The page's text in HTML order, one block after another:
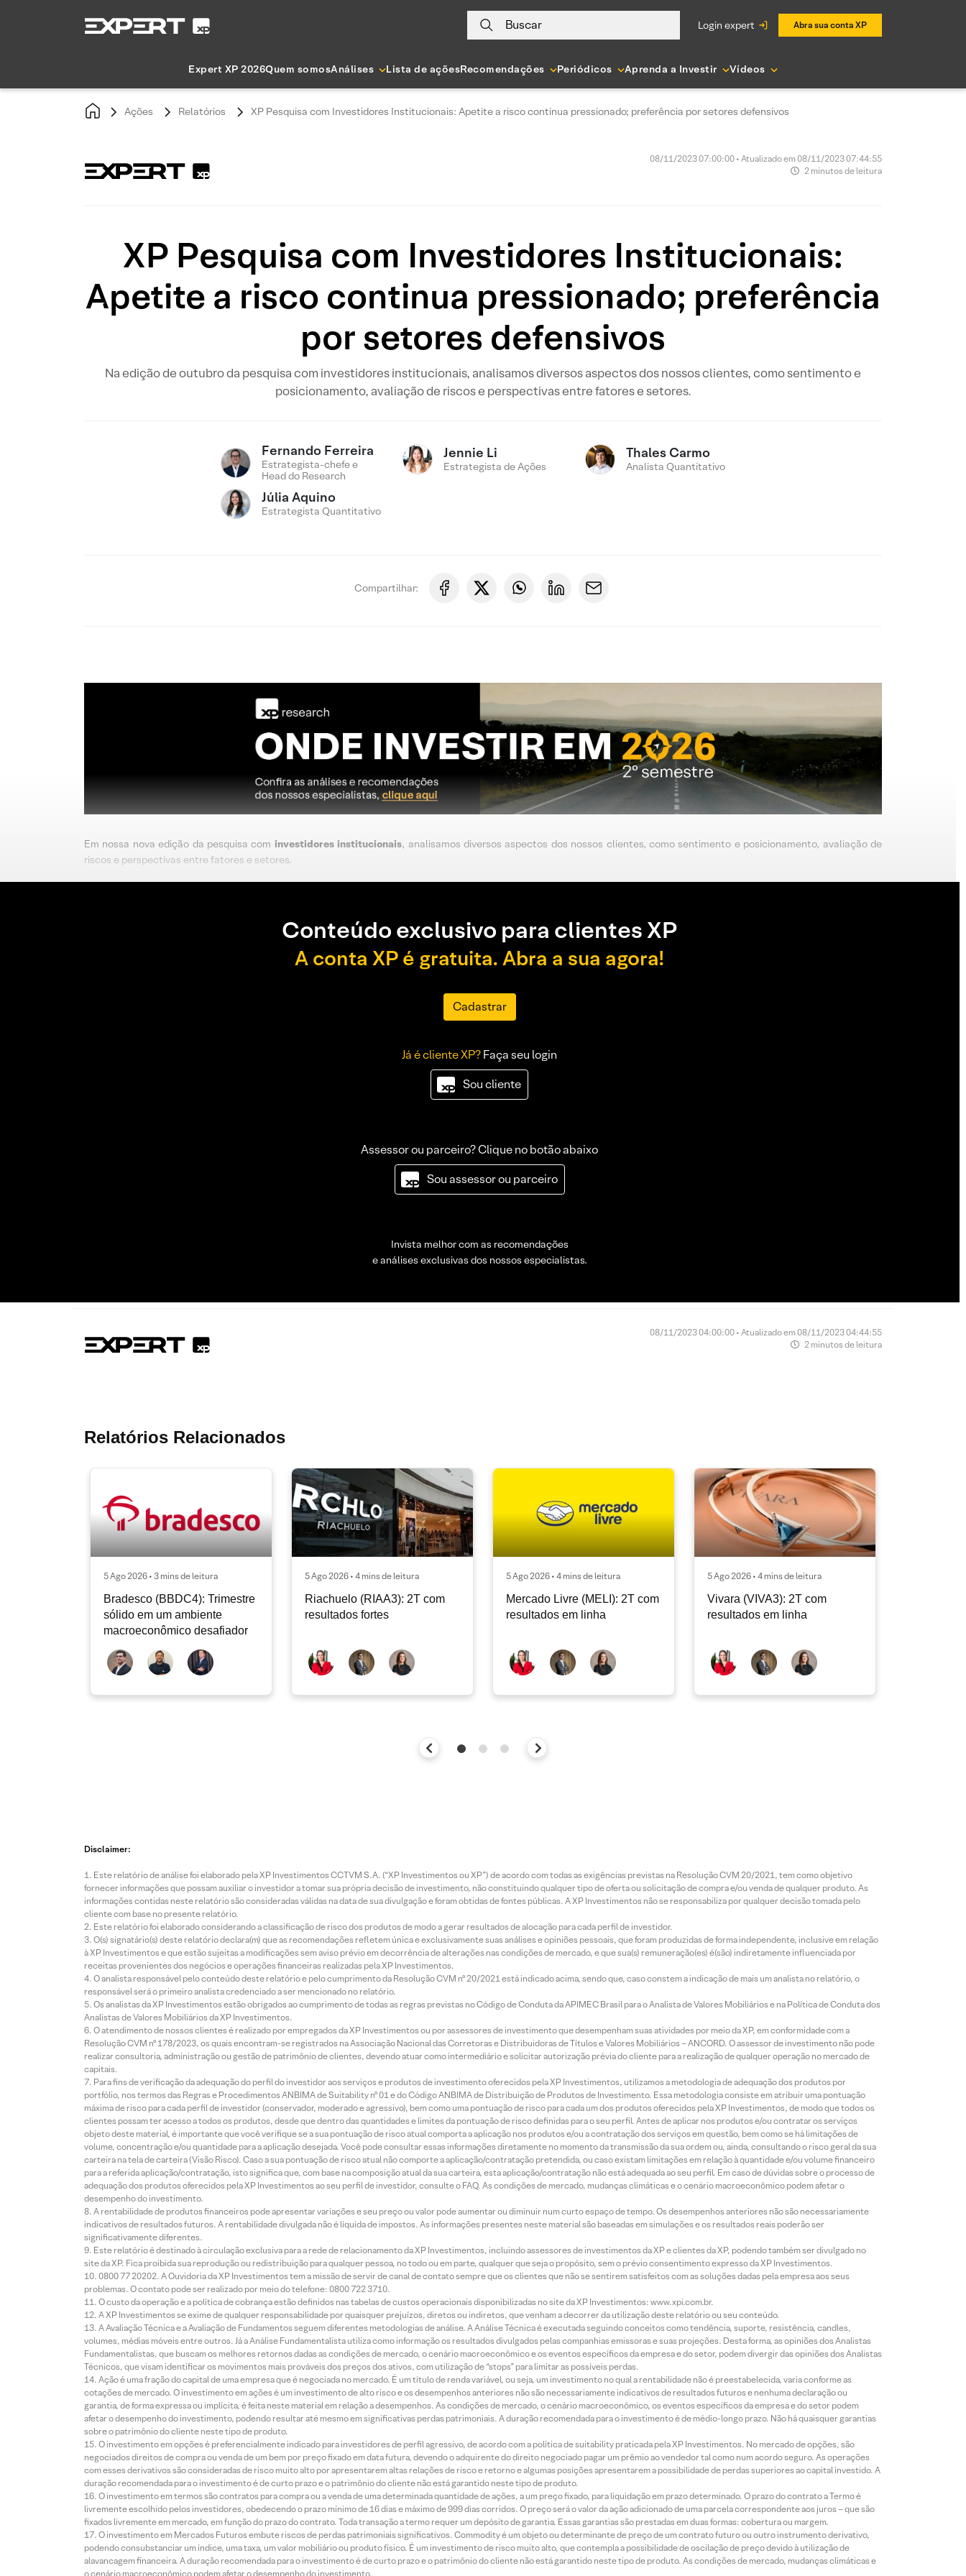
Buscar login expert Abra sua conta XP
Expert XP 2026Quem somosAnálises Lista de açõesRecomendações Periódicos Aprenda a Investir Vídeos
Ações Relatórios XP Pesquisa com Investidores Institucionais: Apetite a risco continua pressionado; preferência por setores defensivos
08/11/2023 07:00:00 • Atualizado em 08/11/2023 07:44:55
2 minutos de leitura
XP Pesquisa com Investidores Institucionais:
Apetite a risco continua pressionado; preferência
por setores defensivos
Na edição de outubro da pesquisa com investidores institucionais, analisamos diversos aspectos dos nossos clientes, como sentimento e
posicionamento, avaliação de riscos e perspectivas entre fatores e setores.
Fernando Ferreira
Estrategista-chefe e
Head do Research
Jennie Li
Estrategista de Ações
Thales Carmo
Analista Quantitativo
Júlia Aquino
Estrategista Quantitativo
Compartilhar:
Em nossa nova edição da pesquisa com investidores institucionais, analisamos diversos aspectos dos nossos clientes, como sentimento e posicionamento, avaliação de
riscos e perspectivas entre fatores e setores.
Conteúdo exclusivo para clientes XP
A conta XP é gratuita. Abra a sua agora!
Cadastrar
Já é cliente XP?Faça seu login
Sou cliente
Assessor ou parceiro? Clique no botão abaixo
Sou assessor ou parceiro
Invista melhor com as recomendações
e análises exclusivas dos nossos especialistas.
08/11/2023 04:00:00 • Atualizado em 08/11/2023 04:44:55
2 minutos de leitura
Relatórios Relacionados
5 Ago 2026 • 3 mins de leitura
Bradesco (BBDC4): Trimestre
sólido em um ambiente
macroeconômico desafiador
5 Ago 2026 • 4 mins de leitura
Riachuelo (RIAA3): 2T com
resultados fortes
5 Ago 2026 • 4 mins de leitura
Mercado Livre (MELI): 2T com
resultados em linha
5 Ago 2026 • 4 mins de leitura
Vivara (VIVA3): 2T com
resultados em linha
Disclaimer:
Este relatório de análise foi elaborado pela XP Investimentos CCTVM S.A. (“XP Investimentos ou XP”) de acordo com todas as exigências previstas na Resolução CVM 20/2021, tem como objetivo
fornecer informações que possam auxiliar o investidor a tomar sua própria decisão de investimento, não constituindo qualquer tipo de oferta ou solicitação de compra e/ou venda de qualquer produto. As
informações contidas neste relatório são consideradas válidas na data de sua divulgação e foram obtidas de fontes públicas. A XP Investimentos não se responsabiliza por qualquer decisão tomada pelo
cliente com base no presente relatório.
Este relatório foi elaborado considerando a classificação de risco dos produtos de modo a gerar resultados de alocação para cada perfil de investidor.
O(s) signatário(s) deste relatório declara(m) que as recomendações refletem única e exclusivamente suas análises e opiniões pessoais, que foram produzidas de forma independente, inclusive em relação
à XP Investimentos e que estão sujeitas a modificações sem aviso prévio em decorrência de alterações nas condições de mercado, e que sua(s) remuneração(es) é(são) indiretamente influenciada por
receitas provenientes dos negócios e operações financeiras realizadas pela XP Investimentos.
O analista responsável pelo conteúdo deste relatório e pelo cumprimento da Resolução CVM nº 20/2021 está indicado acima, sendo que, caso constem a indicação de mais um analista no relatório, o
responsável será o primeiro analista credenciado a ser mencionado no relatório.
Os analistas da XP Investimentos estão obrigados ao cumprimento de todas as regras previstas no Código de Conduta da APIMEC Brasil para o Analista de Valores Mobiliários e na Política de Conduta dos
Analistas de Valores Mobiliários da XP Investimentos.
O atendimento de nossos clientes é realizado por empregados da XP Investimentos ou por assessores de investimento que desempenham suas atividades por meio da XP, em conformidade com a
Resolução CVM nº 178/2023, os quais encontram-se registrados na Associação Nacional das Corretoras e Distribuidoras de Títulos e Valores Mobiliários – ANCORD. O assessor de investimento não pode
realizar consultoria, administração ou gestão de patrimônio de clientes, devendo atuar como intermediário e solicitar autorização prévia do cliente para a realização de qualquer operação no mercado de
capitais.
Para fins de verificação da adequação do perfil do investidor aos serviços e produtos de investimento oferecidos pela XP Investimentos, utilizamos a metodologia de adequação dos produtos por
portfólio, nos termos das Regras e Procedimentos ANBIMA de Suitability nº 01 e do Código ANBIMA de Distribuição de Produtos de Investimento. Essa metodologia consiste em atribuir uma pontuação
máxima de risco para cada perfil de investidor (conservador, moderado e agressivo), bem como uma pontuação de risco para cada um dos produtos oferecidos pela XP Investimentos, de modo que todos os
clientes possam ter acesso a todos os produtos, desde que dentro das quantidades e limites da pontuação de risco definidas para o seu perfil. Antes de aplicar nos produtos e/ou contratar os serviços
objeto deste material, é importante que você verifique se a sua pontuação de risco atual comporta a aplicação nos produtos e/ou a contratação dos serviços em questão, bem como se há limitações de
volume, concentração e/ou quantidade para a aplicação desejada. Você pode consultar essas informações diretamente no momento da transmissão da sua ordem ou, ainda, consultando o risco geral da sua
carteira na tela de carteira (Visão Risco). Caso a sua pontuação de risco atual não comporte a aplicação/contratação pretendida, ou caso existam limitações em relação à quantidade e/ou volume financeiro
para a referida aplicação/contratação, isto significa que, com base na composição atual da sua carteira, esta aplicação/contratação não está adequada ao seu perfil. Em caso de dúvidas sobre o processo de
adequação dos produtos oferecidos pela XP Investimentos ao seu perfil de investidor, consulte o FAQ. As condições de mercado, mudanças climáticas e o cenário macroeconômico podem afetar o
desempenho do investimento.
A rentabilidade de produtos financeiros pode apresentar variações e seu preço ou valor pode aumentar ou diminuir num curto espaço de tempo. Os desempenhos anteriores não são necessariamente
indicativos de resultados futuros. A rentabilidade divulgada não é líquida de impostos. As informações presentes neste material são baseadas em simulações e os resultados reais poderão ser
significativamente diferentes.
Este relatório é destinado à circulação exclusiva para a rede de relacionamento da XP Investimentos, incluindo assessores de investimentos da XP e clientes da XP, podendo também ser divulgado no
site da XP. Fica proibida sua reprodução ou redistribuição para qualquer pessoa, no todo ou em parte, qualquer que seja o propósito, sem o prévio consentimento expresso da XP Investimentos.
0800 77 20202. A Ouvidoria da XP Investimentos tem a missão de servir de canal de contato sempre que os clientes que não se sentirem satisfeitos com as soluções dadas pela empresa aos seus
problemas. O contato pode ser realizado por meio do telefone: 0800 722 3710.
O custo da operação e a política de cobrança estão definidos nas tabelas de custos operacionais disponibilizadas no site da XP Investimentos: www.xpi.com.br.
A XP Investimentos se exime de qualquer responsabilidade por quaisquer prejuízos, diretos ou indiretos, que venham a decorrer da utilização deste relatório ou seu conteúdo.
A Avaliação Técnica e a Avaliação de Fundamentos seguem diferentes metodologias de análise. A Análise Técnica é executada seguindo conceitos como tendência, suporte, resistência, candles,
volumes, médias móveis entre outros. Já a Análise Fundamentalista utiliza como informação os resultados divulgados pelas companhias emissoras e suas projeções. Desta forma, as opiniões dos Analistas
Fundamentalistas, que buscam os melhores retornos dadas as condições de mercado, o cenário macroeconômico e os eventos específicos da empresa e do setor, podem divergir das opiniões dos Analistas
Técnicos, que visam identificar os movimentos mais prováveis dos preços dos ativos, com utilização de “stops” para limitar as possíveis perdas.
Ação é uma fração do capital de uma empresa que é negociada no mercado. É um título de renda variável, ou seja, um investimento no qual a rentabilidade não é preestabelecida, varia conforme as
cotações de mercado. O investimento em ações é um investimento de alto risco e os desempenhos anteriores não são necessariamente indicativos de resultados futuros e nenhuma declaração ou
garantia, de forma expressa ou implícita, é feita neste material em relação a desempenhos. As condições de mercado, o cenário macroeconômico, os eventos específicos da empresa e do setor podem
afetar o desempenho do investimento, podendo resultar até mesmo em significativas perdas patrimoniais. A duração recomendada para o investimento é de médio-longo prazo. Não há quaisquer garantias
sobre o patrimônio do cliente neste tipo de produto.
O investimento em opções é preferencialmente indicado para investidores de perfil agressivo, de acordo com a política de suitability praticada pela XP Investimentos. No mercado de opções, são
negociados direitos de compra ou venda de um bem por preço fixado em data futura, devendo o adquirente do direito negociado pagar um prêmio ao vendedor tal como num acordo seguro. As operações
com esses derivativos são consideradas de risco muito alto por apresentarem altas relações de risco e retorno e algumas posições apresentarem a possibilidade de perdas superiores ao capital investido. A
duração recomendada para o investimento é de curto prazo e o patrimônio do cliente não está garantido neste tipo de produto.
O investimento em termos são contratos para compra ou a venda de uma determinada quantidade de ações, a um preço fixado, para liquidação em prazo determinado. O prazo do contrato a Termo é
livremente escolhido pelos investidores, obedecendo o prazo mínimo de 16 dias e máximo de 999 dias corridos. O preço será o valor da ação adicionado de uma parcela correspondente aos juros – que são
fixados livremente em mercado, em função do prazo do contrato. Toda transação a termo requer um depósito de garantia. Essas garantias são prestadas em duas formas: cobertura ou margem.
O investimento em Mercados Futuros embute riscos de perdas patrimoniais significativos. Commodity é um objeto ou determinante de preço de um contrato futuro ou outro instrumento derivativo,
podendo consubstanciar um índice, uma taxa, um valor mobiliário ou produto físico. É um investimento de risco muito alto, que contempla a possibilidade de oscilação de preço devido à utilização de
alavancagem financeira. A duração recomendada para o investimento é de curto prazo e o patrimônio do cliente não está garantido neste tipo de produto. As condições de mercado, mudanças climáticas e
o cenário macroeconômico podem afetar o desempenho do investimento.